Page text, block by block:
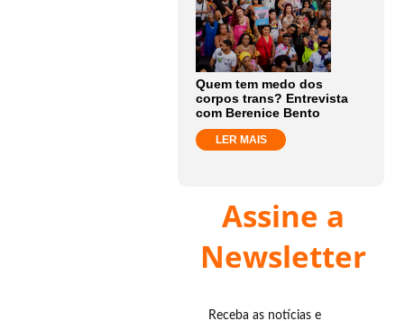
Quem tem medo dos
corpos trans? Entrevista
com Berenice Bento
LER MAIS
Assine a
Newsletter
Receba as notícias e